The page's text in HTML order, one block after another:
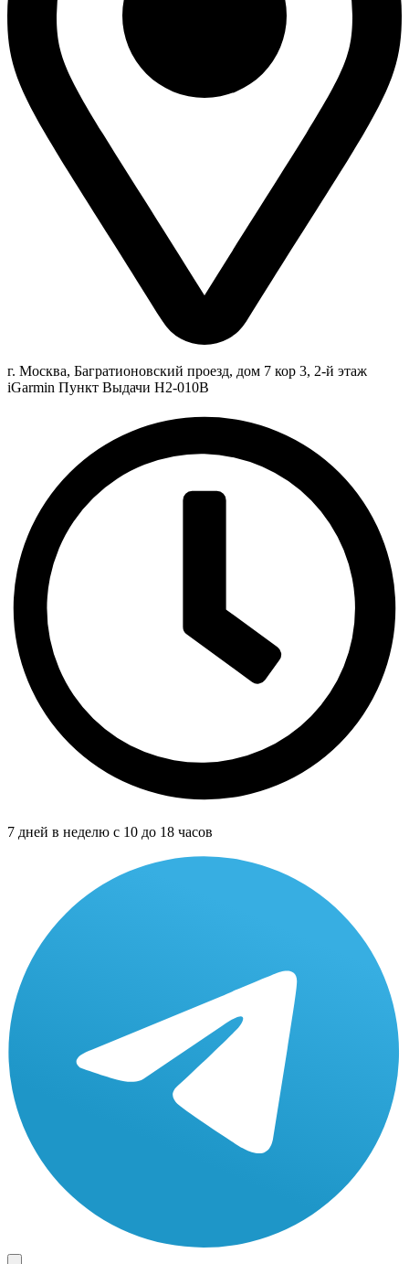
г. Москва, Багратионовский проезд, дом 7 кор 3, 2-й этаж
iGarmin Пункт Выдачи Н2-010В
7 дней в неделю с 10 до 18 часов